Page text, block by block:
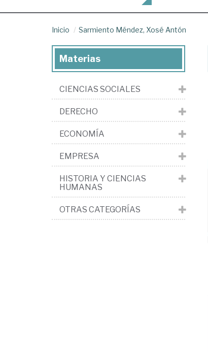
Inicio Sarmiento Méndez, Xosé Antón
Materias
CIENCIAS SOCIALES
DERECHO
ECONOMÍA
EMPRESA
HISTORIA Y CIENCIAS
HUMANAS
OTRAS CATEGORÍAS